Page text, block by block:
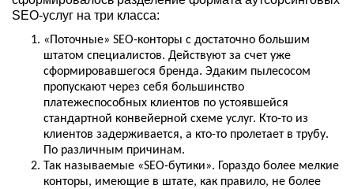
SEO-услуг на три класса:
«Поточные» SEO-конторы с достаточно большим
штатом специалистов. Действуют за счет уже
сформировавшегося бренда. Эдаким пылесосом
пропускают через себя большинство
платежеспособных клиентов по устоявшейся
стандартной конвейерной схеме услуг. Кто-то из
клиентов задерживается, а кто-то пролетает в трубу.
По различным причинам.
Так называемые «SEO-бутики». Гораздо более мелкие
конторы, имеющие в штате, как правило, не более